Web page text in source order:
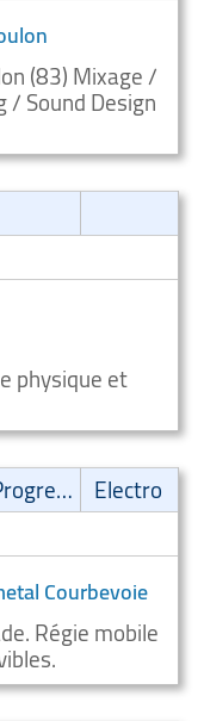
(83) Mixage /
Sound Design
physique et
Progressive Electro
Courbevoie
Régie mobile